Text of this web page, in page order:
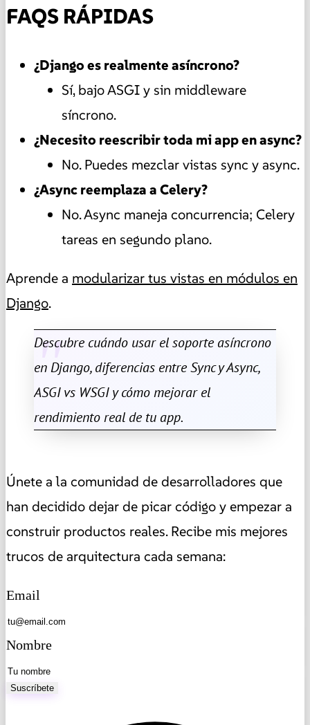
FAQS RÁPIDAS
¿Django es realmente asíncrono?
Sí, bajo ASGI y sin middleware
síncrono.
¿Necesito reescribir toda mi app en async?
No. Puedes mezclar vistas sync y async.
¿Async reemplaza a Celery?
No. Async maneja concurrencia; Celery
tareas en segundo plano.
Aprende a modularizar tus vistas en módulos en
Django.
Descubre cuándo usar el soporte asíncrono
en Django, diferencias entre Sync y Async,
ASGI vs WSGI y cómo mejorar el
rendimiento real de tu app.
Únete a la comunidad de desarrolladores que
han decidido dejar de picar código y empezar a
construir productos reales. Recibe mis mejores
trucos de arquitectura cada semana:
Email
Nombre
Suscríbete